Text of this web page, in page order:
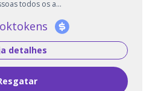
todos os a...
detalhes